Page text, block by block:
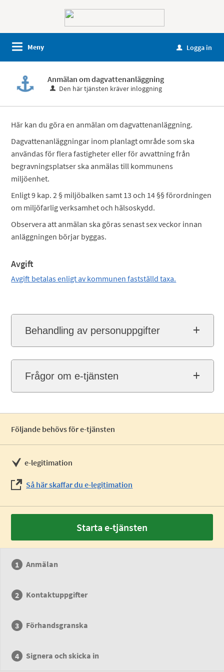
Meny u Logga in
Anmälan om dagvattenanläggning
Den här tjänsten kräver inloggning
Här kan du göra en anmälan om dagvattenanläggning.
Dagvattenanläggningar inom planlagt område som ska
användas för flera fastigheter eller för avvattning från
begravningsplatser ska anmälas till kommunens
miljöenhet.
Enligt 9 kap. 2 § miljöbalken samt 13 och 14 §§ förordningen
om miljöfarlig verksamhet och hälsoskydd.
Observera att anmälan ska göras senast sex veckor innan
anläggningen börjar byggas.
Avgift
Avgift betalas enligt av kommunen fastställd taxa.
Behandling av personuppgifter
Frågor om e-tjänsten
Följande behövs för e-tjänsten
e-legitimation
Så här skaffar du e-legitimation
Starta e-tjänsten
Anmälan
Kontaktuppgifter
Förhandsgranska
Signera och skicka in